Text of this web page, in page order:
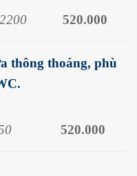
520.000
thông thoáng, phù
520.000